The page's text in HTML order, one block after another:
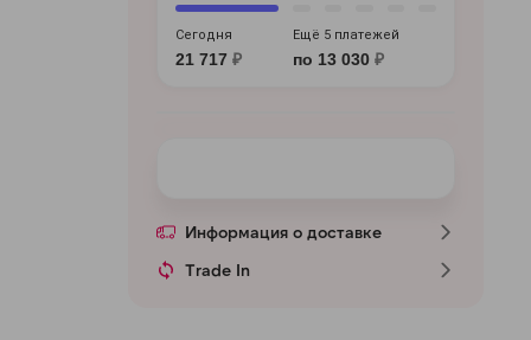
Сегодня
21 717 ₽
Ещё 5 платежей
по 13 030 ₽
Информация о доставке
Trade In